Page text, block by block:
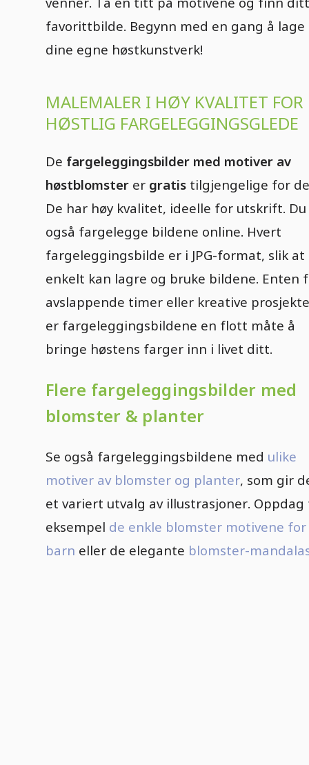
favorittbilde. Begynn med en gang å lage
dine egne høstkunstverk!
MALEMALER I HØY KVALITET FOR
HØSTLIG FARGELEGGINGSGLEDE
De fargeleggingsbilder med motiver av
høstblomster er gratis tilgjengelige for
De har høy kvalitet, ideelle for utskrift.
også fargelegge bildene online. Hvert
fargeleggingsbilde er i JPG-format, slik at
enkelt kan lagre og bruke bildene. Enten
avslappende timer eller kreative
er fargeleggingsbildene en flott måte å
bringe høstens farger inn i livet ditt.
Flere fargeleggingsbilder med
blomster & planter
Se også fargeleggingsbildene med ulike
motiver av blomster og planter, som gir
et variert utvalg av illustrasjoner. Oppdag
eksempel de enkle blomster motivene for
barn eller de elegante blomster-